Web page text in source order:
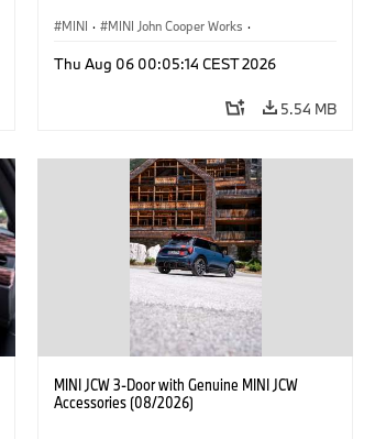
MINI · MINI John Cooper Works ·
Optional Extras, Accessories
Thu Aug 06 00:05:14 CEST 2026
5.54 MB
MINI JCW 3-Door with Genuine MINI JCW
Accessories (08/2026)